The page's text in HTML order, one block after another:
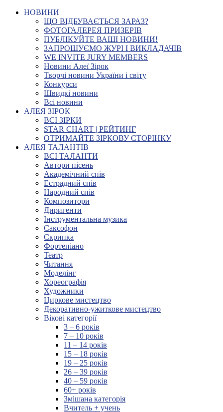
НОВИНИ
ЩО ВІДБУВАЄТЬСЯ ЗАРАЗ?
ФОТОГАЛЕРЕЯ ПРИЗЕРІВ
ПУБЛІКУЙТЕ ВАШІ НОВИНИ!
ЗАПРОШУЄМО ЖУРІ І ВИКЛАДАЧІВ
WE INVITE JURY MEMBERS
Новини Алеї Зірок
Творчі новини України і світу
Конкурси
Швидкі новини
Всі новини
АЛЕЯ ЗІРОК
ВСІ ЗІРКИ
STAR CHART | РЕЙТИНГ
ОТРИМАЙТЕ ЗІРКОВУ СТОРІНКУ
АЛЕЯ ТАЛАНТІВ
ВСІ ТАЛАНТИ
Автори пісень
Академічний спів
Естрадний спів
Народний спів
Композитори
Диригенти
Інструментальна музика
Саксофон
Скрипка
Фортепіано
Театр
Читання
Моделінг
Хореографія
Художники
Циркове мистецтво
Декоративно-ужиткове мистецтво
Вікові категорії
3 – 6 років
7 – 10 років
11 – 14 років
15 – 18 років
19 – 25 років
26 – 39 років
40 – 59 років
60+ років
Змішана категорія
Вчитель + учень